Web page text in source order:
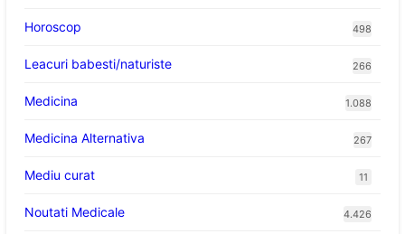
Horoscop 498
Leacuri babesti/naturiste 266
Medicina 1.088
Medicina Alternativa 267
Mediu curat 11
Noutati Medicale 4.426